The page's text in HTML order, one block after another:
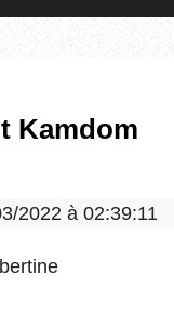
Kamdom
2022 à 02:39:11